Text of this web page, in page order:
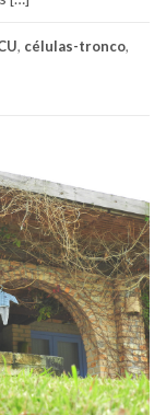
, células-tronco,